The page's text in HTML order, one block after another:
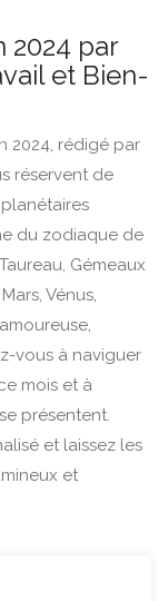
2024 par
et Bien-
2024, rédigé par
réservent de
du zodiaque de
Gémeaux
Vénus,
vous à naviguer
mois et à
présentent.
et laissez les
et